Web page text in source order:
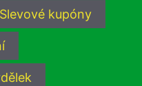
Slevové kupóny